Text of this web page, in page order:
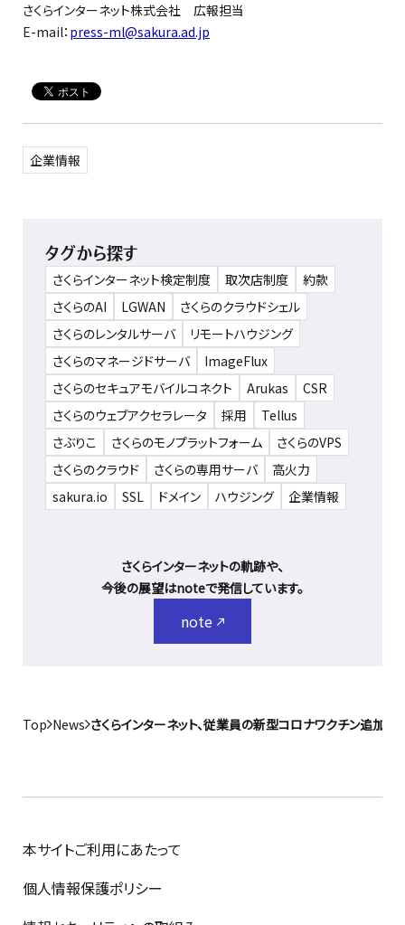
さくらインターネット株式会社 広報担当
E-mail： press-ml@sakura.ad.jp
企業情報
タグから探す
さくらインターネット検定制度 取次店制度
約款
さくらのAI
LGWAN
さくらのクラウドシェル
さくらのレンタルサーバ
リモートハウジング
さくらのマネージドサーバ
ImageFlux
さくらのセキュアモバイルコネクト
Arukas
CSR
さくらのウェブアクセラレータ
採用
Tellus
さぶりこ
さくらのモノプラットフォーム
さくらのVPS
さくらのクラウド
さくらの専用サーバ
高火力
sakura.io
SSL ドメイン ハウジング 企業情報
さくらインターネットの軌跡や、
今後の展望はnoteで発信しています。
note
Top News さくらインターネット、従業員の新型コロナワクチン追
本サイトご利用にあたって
個人情報保護ポリシー